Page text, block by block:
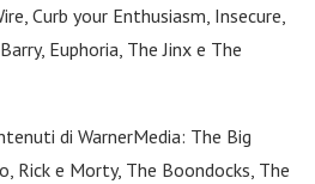
Curb your Enthusiasm, Insecure,
Euphoria, The Jinx e The
di WarnerMedia: The Big
Rick e Morty, The Boondocks, The